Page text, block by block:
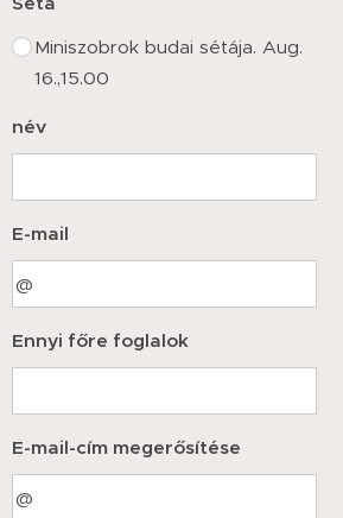
Miniszobrok budai sétája. Aug.
16.,15.00
név
E-mail
Ennyi főre foglalok
E-mail-cím megerősítése